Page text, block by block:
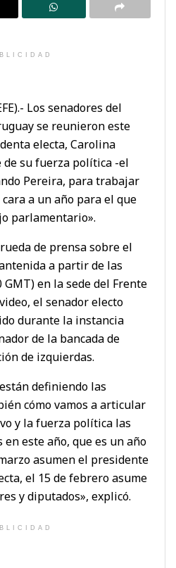
Los senadores del
se reunieron este
electa, Carolina
de su fuerza política -el
Pereira, para trabajar
a un año para el que
parlamentario».
de prensa sobre el
a partir de las
GMT) en la sede del Frente
el senador electo
durante la instancia
de la bancada de
de izquierdas.
definiendo las
cómo vamos a articular
y la fuerza política las
este año, que es un año
asumen el presidente
el 15 de febrero asume
y diputados», explicó.